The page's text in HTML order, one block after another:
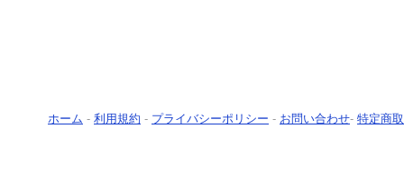
ホーム - 利用規約 - プライバシーポリシー - お問い合わせ- 特定商